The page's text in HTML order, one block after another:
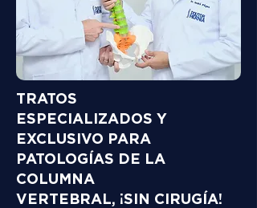
TRATOS
ESPECIALIZADOS Y
EXCLUSIVO PARA
PATOLOGÍAS DE LA
COLUMNA
VERTEBRAL, ¡SIN CIRUGÍA!